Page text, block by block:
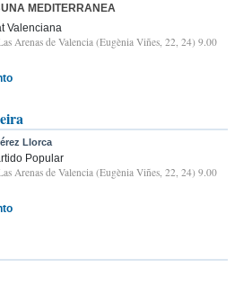
MEDITERRANEA
Valenciana
Arenas de Valencia (Eugènia Viñes, 22, 24) 9.00
Llorca
Popular
Arenas de Valencia (Eugènia Viñes, 22, 24) 9.00